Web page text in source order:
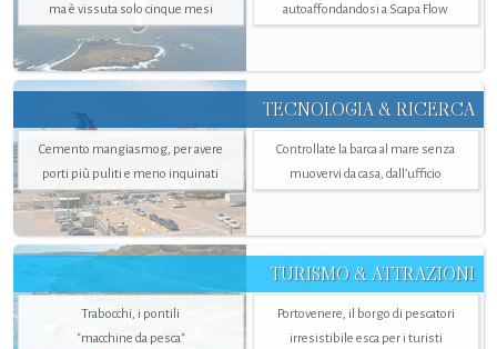
ma è vissuta solo cinque mesi
autoaffondandosi a Scapa Flow
TECNOLOGIA & RICERCA
Cemento mangiasmog, per avere
porti più puliti e meno inquinati
Controllate la barca al mare senza
muovervi da casa, dall’ufficio
TURISMO & ATTRAZIONI
Trabocchi, i pontili
"macchine da pesca"
Portovenere, il borgo di pescatori
irresistibile esca per i turisti